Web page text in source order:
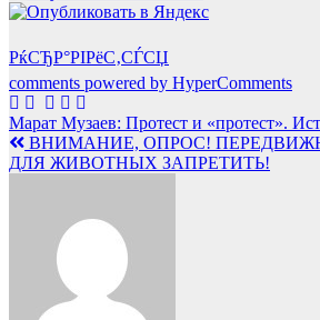
РќСЂР°РІРёС‚СЃСЏ
comments powered by HyperComments
Навигация
по
Марат Музаев: Протест и «протест».
ВНИМАНИЕ, ОПРОС!
ДЛЯ ЖИВОТНЫХ ЗАПРЕТИТЬ!